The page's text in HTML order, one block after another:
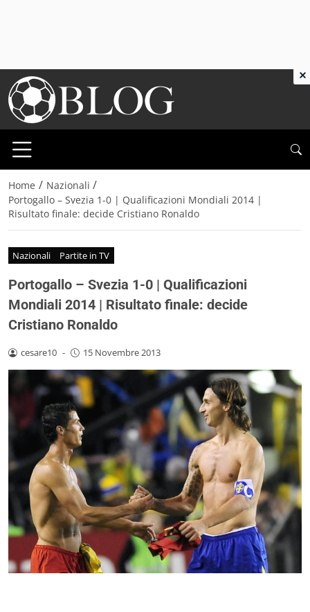
Home / Nazionali /
Portogallo – Svezia 1-0 | Qualificazioni Mondiali 2014 |
Risultato finale: decide Cristiano Ronaldo
Nazionali Partite in TV
Portogallo – Svezia 1-0 | Qualificazioni
Mondiali 2014 | Risultato finale: decide
Cristiano Ronaldo
cesare10 - 15 Novembre 2013
×